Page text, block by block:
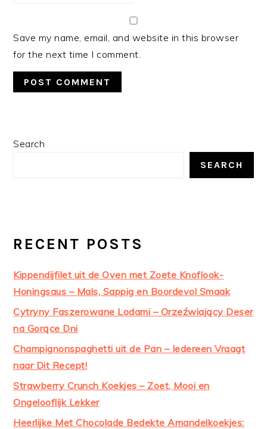
Save my name, email, and website in this browser
for the next time I comment.
PRIMARY
Search
SEARCH
RECENT POSTS
Kippendijfilet uit de Oven met Zoete Knoflook-
Honingsaus – Mals, Sappig en Boordevol Smaak
Cytryny Faszerowane Lodami – Orzeźwiający Deser
na Gorące Dni
Champignonspaghetti uit de Pan – Iedereen Vraagt
naar Dit Recept!
Strawberry Crunch Koekjes – Zoet, Mooi en
Ongelooflijk Lekker
Heerlijke Met Chocolade Bedekte Amandelkoekjes: